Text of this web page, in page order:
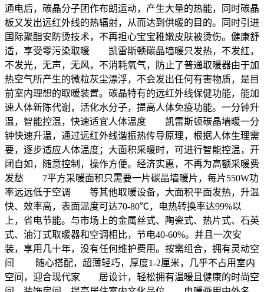
通电后，碳晶分子团作布朗运动，产生大量的热能，同时碳晶
板又发出远红外线的热辐射，从而达到供暖的目的。同时引进
国际聚酯安防烫技术，不再担心宝宝稚嫩皮肤被烫伤。健康舒
适，享受零污染取暖 凯雷斯顿碳晶墙暖只发热，不发红，
不发光，无声，无风，不消耗氧气，防止了普通取暖器由于加
热空气所产生的微粒灰尘漂浮，不会发出任何有害物质，是目
前室内理想的取暖装置。碳晶特有的远红外线保健功能，能加
速人体新陈代谢，活化水分子，提高人体免疫功能。一分钟升
温，智能控温，快速适宜人体温度 凯雷斯顿碳晶墙暖一分
钟快速升温，通过远红外线谐振热传导原理，根据人体生理需
要，逐步适应人体温度；大面积采暖时，可进行智能控温，开
闭自如，随意控制，操作方便。经济实惠，不再为高额采暖费
发愁 7平方采暖面积只需要一片碳晶墙暖片，每片550W功
率远远低于空调 等其他取暖设备，大面积平面发热，升温
快、效率高，表面温度可达70-80℃，电热转换率达99%以
上，省电节能。与市场上的金属丝式、陶瓷式、热片式、石英
式、油汀式取暖器和空调相比，节电40-60%。并且一次安
装，享用几十年，没有任何维护费用。按需组合，拥有灵动空
间 随心搭配，超薄轻巧，厚度1-2厘米，几乎不占用室内
空间，迎合现代家 居设计，轻松拥有温暖且健康的时尚空